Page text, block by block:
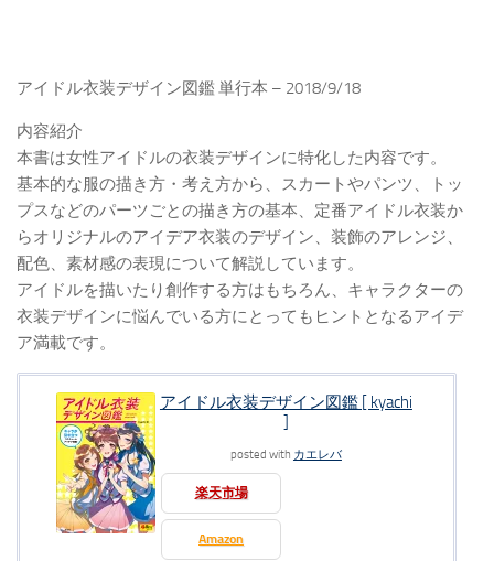
アイドル衣装デザイン図鑑 単行本 – 2018/9/18
内容紹介
本書は女性アイドルの衣装デザインに特化した内容です。
基本的な服の描き方・考え方から、スカートやパンツ、トッ
プスなどのパーツごとの描き方の基本、定番アイドル衣装か
らオリジナルのアイデア衣装のデザイン、装飾のアレンジ、
配色、素材感の表現について解説しています。
アイドルを描いたり創作する方はもちろん、キャラクターの
衣装デザインに悩んでいる方にとってもヒントとなるアイデ
ア満載です。
アイドル衣装デザイン図鑑 [ kyachi
]
posted with カエレバ
楽天市場
Amazon